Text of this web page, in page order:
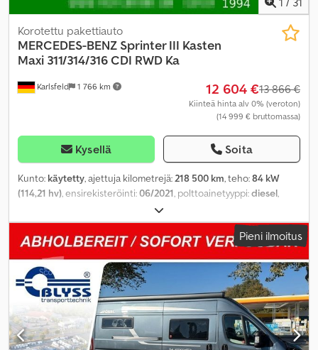
Karlsfeld 1 766 km
Korotettu pakettiauto
MERCEDES-BENZ Sprinter III Kasten
Maxi 311/314/316 CDI RWD Ka
12 604 €13 866 €
Kiinteä hinta alv 0% (veroton)
(14 999 € bruttomassa)
Kysellä Soita
Kunto: käytetty, ajettuja kilometrejä:218 500 km, teho:84 kW
(114,21 hv), ensirekisteröinti:06/2021, polttoainetyyppi:diesel,
, seuraava tarkastus (TÜV):
valkoinen, vaihteistotyyppi:mekaaninen, päästöluokka:Euro 6,
istuimien määrä:3, kokonaispituus:6 980 mm, kuormatilan pituus:
4 250 mm , Valmistusvuosi: 2021 , Varusteet:
ABS, elektroninen
ajonvakautusjärjestelmä (ESP), keskuslukitus, noesuodatin,
Pieni ilmoitus